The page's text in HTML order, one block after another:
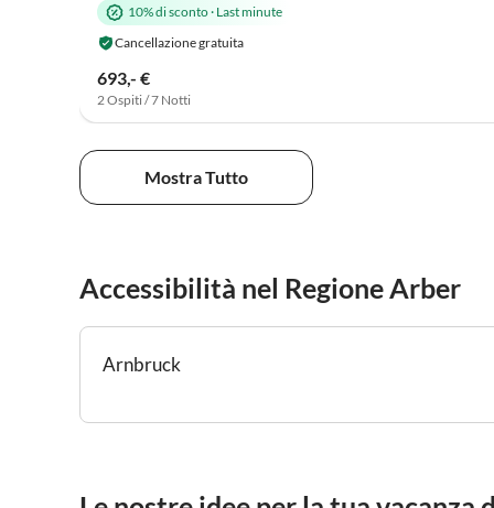
10% di sconto· Last minute
Cancellazione gratuita
693,- €
2 Ospiti / 7 Notti
Mostra Tutto
Accessibilità nel Regione Arber
Arnbruck